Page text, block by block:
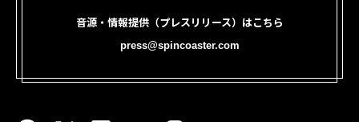
音源・情報提供（プレスリリース）はこちら
press@spincoaster.com